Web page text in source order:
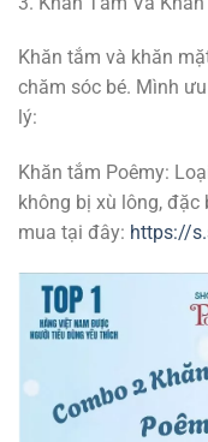
Khăn tắm và khăn
chăm sóc bé. Mình
lý:
Khăn tắm Poêmy:
không bị xù lông,
mua tại đây: https://